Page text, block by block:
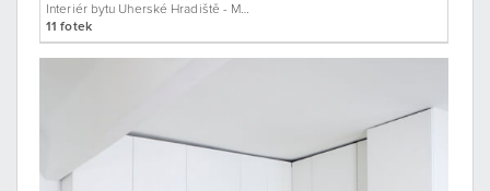
Interiér bytu Uherské Hradiště - Mařatice
11 fotek